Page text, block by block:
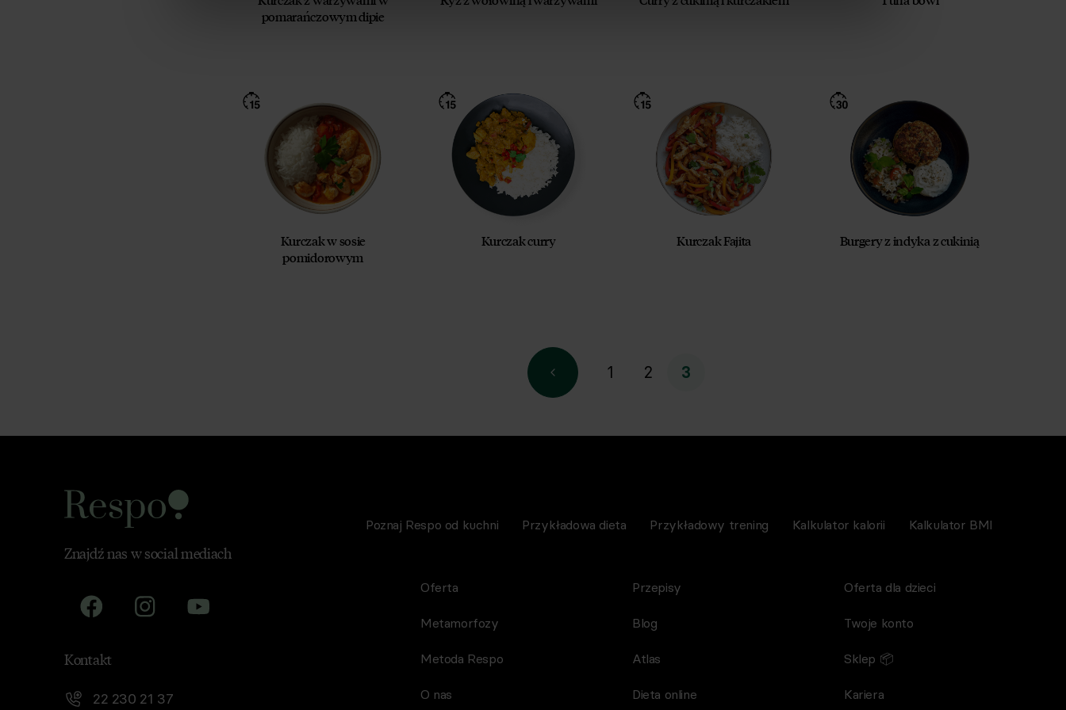
TEKA TRADE sp. z o.o.)
pomarańczowym dipie
Kurczak w sosie
pomidorowym
Kurczak curry Kurczak Fajita Burgery z indyka z cukinią
1 2 3
Poznaj Respo od kuchni Przykładowa dieta Przykładowy trening Kalkulator kalorii Kalkulator BMI
Znajdź nas w social mediach
Kontakt
22 230 21 37
Oferta
Metamorfozy
Metoda Respo
O nas
Przepisy
Blog
Atlas
Dieta online
Oferta dla dzieci
Twoje konto
Sklep 📦
Kariera